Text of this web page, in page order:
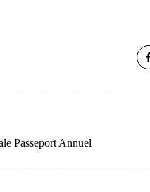
Passeport Annuel